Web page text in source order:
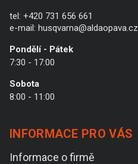
tel: +420 731 656 661
e-mail: husqvarna@aldaopava.cz
Pondělí - Pátek
7:30 - 17:00
Sobota
8:00 - 11:00
INFORMACE PRO VÁS
Informace o firmě